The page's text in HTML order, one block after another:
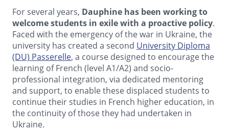
For several years, Dauphine has been working to
welcome students in exile with a proactive policy.
Faced with the emergency of the war in Ukraine, the
university has created a second University Diploma
(DU) Passerelle, a course designed to encourage the
learning of French (level A1/A2) and socio-
professional integration, via dedicated mentoring
and support, to enable these displaced students to
continue their studies in French higher education, in
the continuity of those they had undertaken in
Ukraine.